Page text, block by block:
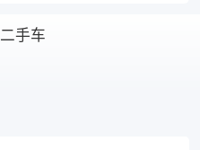
二手车